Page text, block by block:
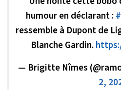
humour en déclarant :
ressemble à Dupont de
Blanche Gardin.
— Brigitte Nîmes
2,